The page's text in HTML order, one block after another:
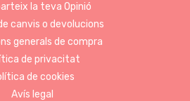
la teva Opinió
canvis o devolucions
generals de compra
de privacitat
de cookies
Avís legal